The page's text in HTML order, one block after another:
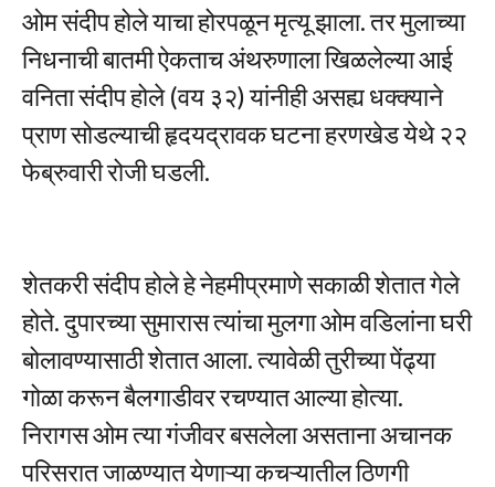
ओम संदीप होले याचा होरपळून मृत्यू झाला. तर मुलाच्या
निधनाची बातमी ऐकताच अंथरुणाला खिळलेल्या आई
वनिता संदीप होले (वय ३२) यांनीही असह्य धक्क्याने
प्राण सोडल्याची हृदयद्रावक घटना हरणखेड येथे २२
फेब्रुवारी रोजी घडली.
शेतकरी संदीप होले हे नेहमीप्रमाणे सकाळी शेतात गेले
होते. दुपारच्या सुमारास त्यांचा मुलगा ओम वडिलांना घरी
बोलावण्यासाठी शेतात आला. त्यावेळी तुरीच्या पेंढ्या
गोळा करून बैलगाडीवर रचण्यात आल्या होत्या.
निरागस ओम त्या गंजीवर बसलेला असताना अचानक
परिसरात जाळण्यात येणाऱ्या कचऱ्यातील ठिणगी